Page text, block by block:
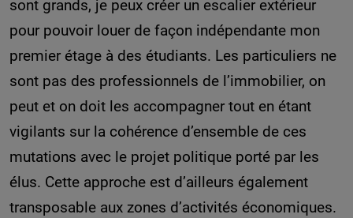
sont grands, je peux créer un escalier extérieur
pour pouvoir louer de façon indépendante mon
premier étage à des étudiants. Les particuliers ne
sont pas des professionnels de l’immobilier, on
peut et on doit les accompagner tout en étant
vigilants sur la cohérence d’ensemble de ces
mutations avec le projet politique porté par les
élus. Cette approche est d’ailleurs également
transposable aux zones d’activités économiques.